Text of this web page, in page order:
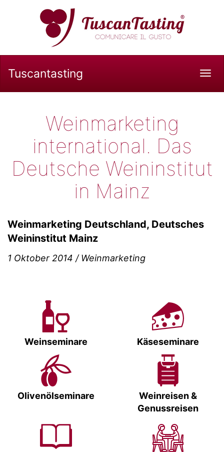
Tuscantasting
Weinmarketing
international. Das
Deutsche Weininstitut
in Mainz
Weinmarketing Deutschland, Deutsches
Weininstitut Mainz
1 Oktober 2014 / Weinmarketing
Weinseminare Käseseminare
Olivenölseminare
Weinreisen &
Genussreisen